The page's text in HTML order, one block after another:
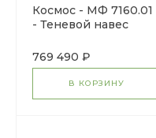
Космос - МФ 7160.01
- Теневой навес
769 490 ₽
В КОРЗИНУ